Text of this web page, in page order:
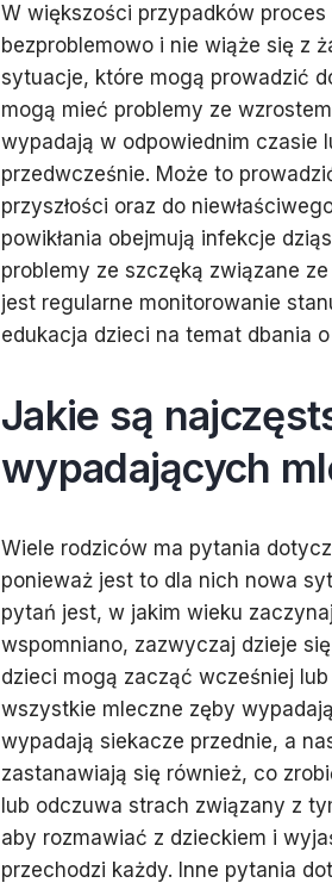
W większości przypadków
bezproblemowo i nie wiąże się z
sytuacje, które mogą prowadzić
mogą mieć problemy ze
wypadają w odpowiednim czasie
przedwcześnie. Może to
przyszłości oraz do
powikłania obejmują infekcje
problemy ze szczęką związane
jest regularne monitorowanie
edukacja dzieci na temat dbania
Jakie są
wypadających
Wiele rodziców ma pytania
ponieważ jest to dla nich nowa
pytań jest, w jakim wieku
wspomniano, zazwyczaj dzieje
dzieci mogą zacząć wcześniej
wszystkie mleczne zęby
wypadają siekacze przednie, a
zastanawiają się również, co
lub odczuwa strach związany z
aby rozmawiać z dzieckiem i
przechodzi każdy. Inne pytania